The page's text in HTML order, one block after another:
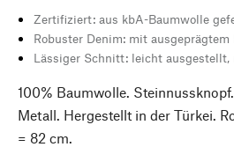
Zertifiziert: aus kbA-Baumwolle
Robuster Denim: mit ausgeprägtem
Lässiger Schnitt: leicht ausgestellt,
100% Baumwolle.
Metall. Hergestellt in der Türkei.
= 82 cm.